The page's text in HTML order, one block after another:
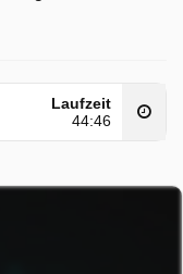
Laufzeit
44:46